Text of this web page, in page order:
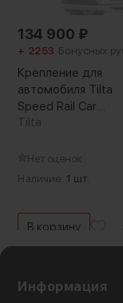
134 900 ₽
+ 2253 Бонусных
Крепление для
автомобиля Tilta
Speed Rail Car
Mounting Kit
Tilta
Нет оценок
Наличие: 1 шт.
В корзину
Информация